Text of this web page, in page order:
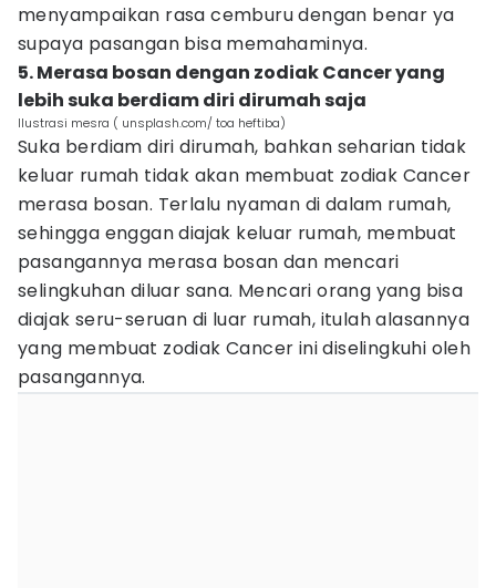
menyampaikan rasa cemburu dengan benar ya
supaya pasangan bisa memahaminya.
5. Merasa bosan dengan zodiak Cancer yang
lebih suka berdiam diri dirumah saja
Ilustrasi mesra ( unsplash.com/ toa heftiba)
Suka berdiam diri dirumah, bahkan seharian tidak
keluar rumah tidak akan membuat zodiak Cancer
merasa bosan. Terlalu nyaman di dalam rumah,
sehingga enggan diajak keluar rumah, membuat
pasangannya merasa bosan dan mencari
selingkuhan diluar sana. Mencari orang yang bisa
diajak seru-seruan di luar rumah, itulah alasannya
yang membuat zodiak Cancer ini diselingkuhi oleh
pasangannya.